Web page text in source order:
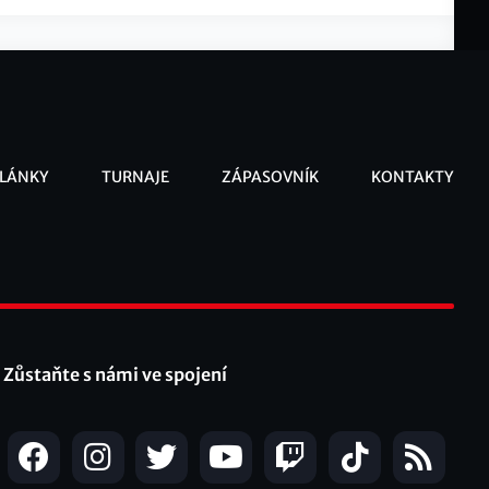
TURNAJE ZÁPASOVNÍK KONTAKTY
Zůstaňte s námi ve spojení